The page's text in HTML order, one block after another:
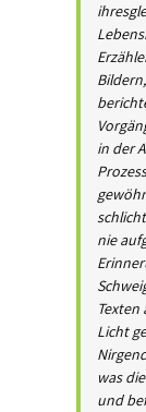
in der
nie
Licht
was
und